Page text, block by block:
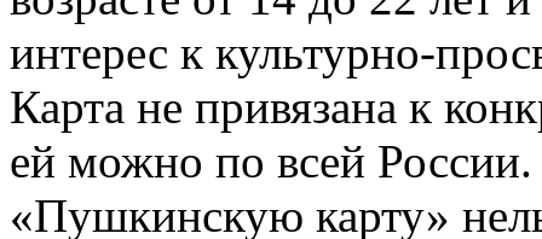
интерес к культурно-
Карта не привязана к
ей можно по всей
«Пушкинскую карту»